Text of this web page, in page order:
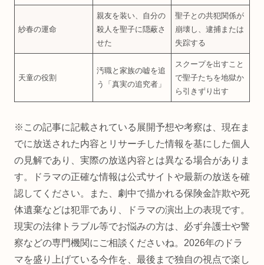
紗春の運命
親友を装い、自分の
殺人を聖子に隠蔽さ
せた
聖子との共犯関係が
崩壊し、逮捕または
失踪する
天童の役割
汚職と家族の嘘を追
う「真実の追究者」
スクープを出すこと
で聖子たちを地獄か
ら引きずり出す
※この記事に記載されている展開予想や考察は、現在ま
でに放送された内容とリサーチした情報を基にした個人
の見解であり、実際の放送内容とは異なる場合がありま
す。ドラマの正確な情報は公式サイトや最新の放送を確
認してください。また、劇中で描かれる保険金詐欺や死
体遺棄などは犯罪であり、ドラマの演出上の表現です。
現実の法律トラブル等でお悩みの方は、必ず弁護士や警
察などの専門機関にご相談くださいね。2026年のドラ
マを盛り上げている今作を、最後まで独自の視点で楽し